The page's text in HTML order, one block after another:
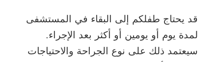
قد يحتاج طفلكم إلى البقاء في المستشفى
لمدة يوم أو يومين أو أكثر بعد الإجراء.
سيعتمد ذلك على نوع الجراحة والاحتياجات